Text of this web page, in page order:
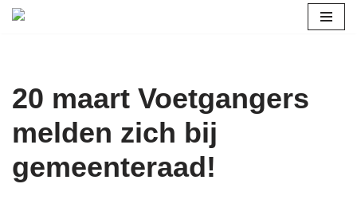
inhoud
20 maart Voetgangers
melden zich bij
gemeenteraad!